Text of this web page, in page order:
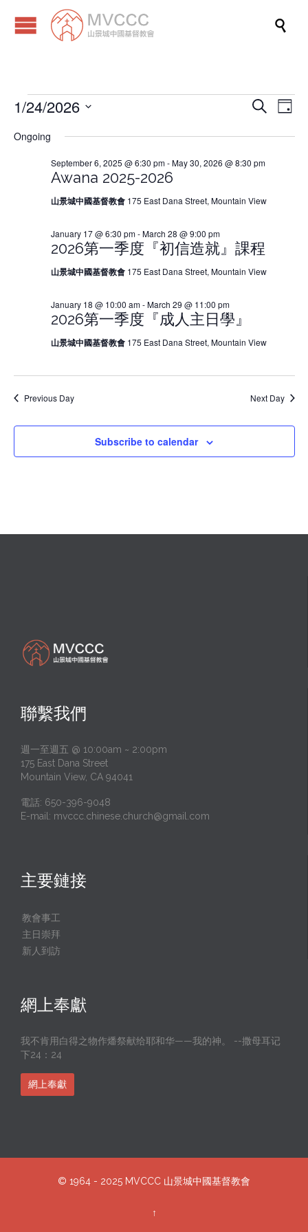

Events
January
2026
Events
Views
Search
Day
1/24/2026
date.
Ongoing
Awana 2025-2026
September 6, 2025 @ 6:30 pm-May 30, 2026 @ 8:30 pm
山景城中國基督教會 175 East Dana Street, Mountain View
2026第一季度『初信造就』課程
January 17 @ 6:30 pm-March 28 @ 9:00 pm
山景城中國基督教會 175 East Dana Street, Mountain View
2026第一季度『成人主日學』
January 18 @ 10:00 am-March 29 @ 11:00 pm
山景城中國基督教會 175 East Dana Street, Mountain View
Previous Day Next Day
Subscribe to calendar
聯繫我們
週一至週五 @ 10:00am ~ 2:00pm
175 East Dana Street
Mountain View, CA 94041
電話: 650-396-9048
E-mail: mvccc.chinese.church@gmail.com
主要鏈接
教會事工
主日崇拜
新人到訪
網上奉獻
我不肯用白得之物作燔祭献给耶和华——我的神。 --撒母耳记
下24：24
網上奉獻
© 1964 - 2025 MVCCC 山景城中國基督教會
↑